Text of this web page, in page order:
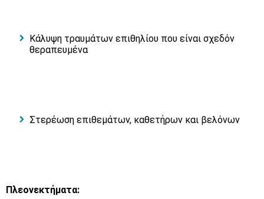
Κάλυψη τραυμάτων επιθηλίου που είναι σχεδόν
θεραπευμένα
Στερέωση επιθεμάτων, καθετήρων και βελόνων
Πλεονεκτήματα: